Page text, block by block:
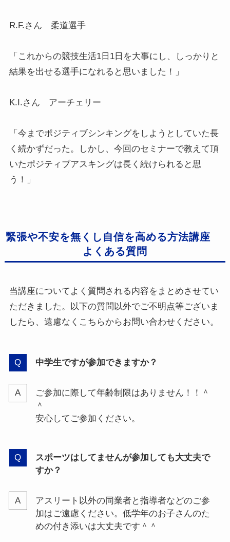
R.F.さん 柔道選手
「これからの競技生活1日1日を大事にし、しっかりと
結果を出せる選手になれると思いました！」
K.I.さん アーチェリー
「今までポジティブシンキングをしようとしていた長
く続かずだった。しかし、今回のセミナーで教えて頂
いたポジティブアスキングは長く続けられると思
う！」
緊張や不安を無くし自信を高める方法講座
よくある質問
当講座についてよく質問される内容をまとめさせてい
ただきました。以下の質問以外でご不明点等ございま
したら、遠慮なくこちらからお問い合わせください。
中学生ですが参加できますか？
ご参加に際して年齢制限はありません！！＾
＾
安心してご参加ください。
スポーツはしてませんが参加しても大丈夫で
すか？
アスリート以外の同業者と指導者などのご参
加はご遠慮ください。低学年のお子さんのた
めの付き添いは大丈夫です＾＾